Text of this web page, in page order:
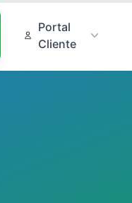
Portal
Cliente